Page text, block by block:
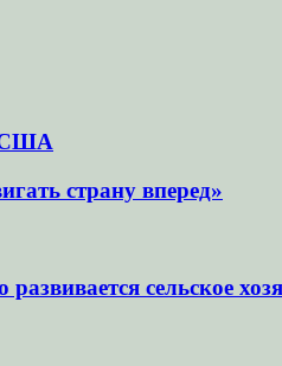
США
страну вперед»
сельское